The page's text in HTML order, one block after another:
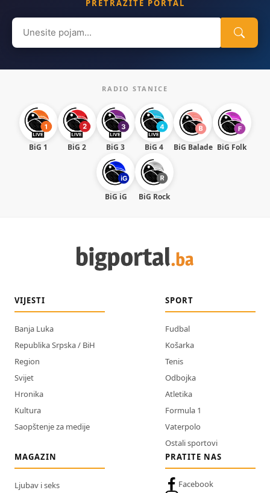
PRETRAŽITE PORTAL
Search
for:
RADIO STANICE
BiG 1 BiG 2 BiG 3 BiG 4 BiG Balade BiG Folk
BiG iG BiG Rock
VIJESTI
Banja Luka
Republika Srpska / BiH
Region
Svijet
Hronika
Kultura
Saopštenje za medije
SPORT
Fudbal
Košarka
Tenis
Odbojka
Atletika
Formula 1
Vaterpolo
Ostali sportovi
MAGAZIN
Ljubav i seks
PRATITE NAS
Facebook